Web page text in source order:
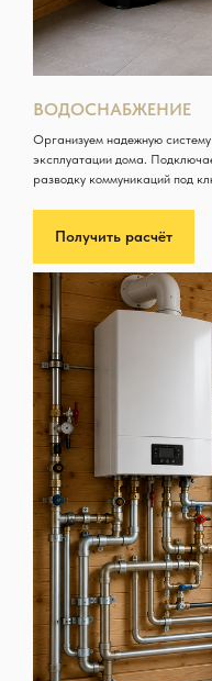
ВОДОСНАБЖЕНИЕ
Организуем надежную
эксплуатации дома.
разводку коммуникаций под
Получить расчёт